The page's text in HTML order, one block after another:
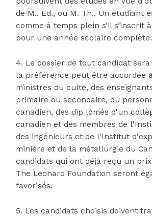
de M.. Ed., ou M. Th.. Un étudiant
comme à temps plein s’il s’inscrit
pour une année scolaire complète.
4. Le dossier de tout candidat sera
la préférence peut être accordée
ministres du culte, des
primaire ou secondaire, du
canadien, des dip lômés d'un
canadien et des membres de
des ingénieurs et de l'Institut
minière et de la métallurgie du
candidats qui ont déjà reçu un
The Leonard Foundation seront
favorisés.
5. Les candidats choisis doivent